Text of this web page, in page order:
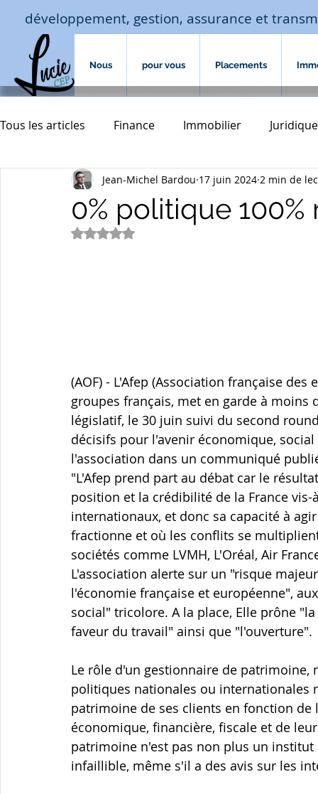
développement, gestion, assurance et
Nous pour vous Placements
Tous les articles Finance Immobilier Juridique
Macro-économie-jouissance Assurances
assurances de biens
courtage assurances protection famille
0% politique
Jean-Michel Bardou 17 juin 2024 2 min de
Noté NaN étoiles sur 5.
(AOF) - L'Afep (Association française
groupes français, met en garde à
législatif, le 30 juin suivi du second
décisifs pour l'avenir économique,
l'association dans un communiqué
"L'Afep prend part au débat car le
position et la crédibilité de la France
internationaux, et donc sa capacité à
fractionne et où les conflits se
sociétés comme LVMH, L'Oréal, Air
L'association alerte sur un "risque
l'économie française et européenne",
social" tricolore. A la place, Elle prône
faveur du travail" ainsi que "l'ouverture".
Le rôle d'un gestionnaire de
politiques nationales ou
patrimoine de ses clients en fonction
économique, financière, fiscale et de
patrimoine n'est pas non plus un
infaillible, même s'il a des avis sur les